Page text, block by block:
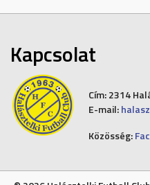
Kapcsolat
Cím:2314
E-mail:
Közösség: